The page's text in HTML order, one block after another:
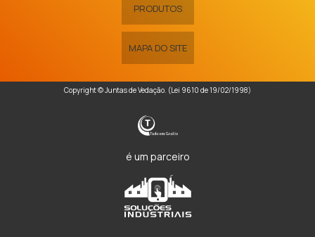
PRODUTOS
MAPA DO SITE
Copyright © Juntas de Vedação. (Lei 9610 de 19/02/1998)
é um parceiro